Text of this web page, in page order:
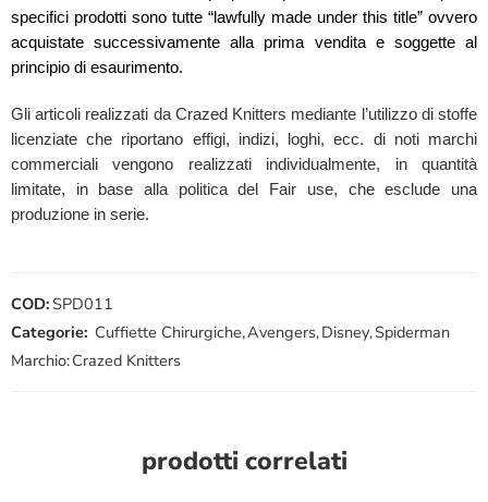
specifici prodotti sono tutte “lawfully made under this title” ovvero
acquistate successivamente alla prima vendita e soggette al
principio di esaurimento.
Gli articoli realizzati da Crazed Knitters mediante l’utilizzo di stoffe
licenziate che riportano effigi, indizi, loghi, ecc. di noti marchi
commerciali vengono realizzati individualmente, in quantità
limitate, in base alla politica del Fair use, che esclude una
produzione in serie.
COD: SPD011
Categorie: Cuffiette Chirurgiche,Avengers,Disney,Spiderman
Marchio:Crazed Knitters
prodotti correlati